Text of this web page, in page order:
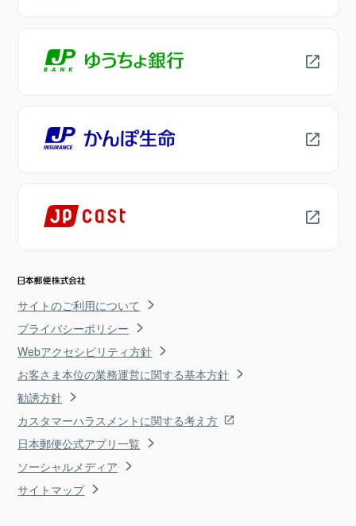
サイトのご利用について
プライバシーポリシー
Webアクセシビリティ方針
お客さま本位の業務運営に関する基本方針
勧誘方針
カスタマーハラスメントに関する考え方
日本郵便公式アプリ一覧
ソーシャルメディア
サイトマップ